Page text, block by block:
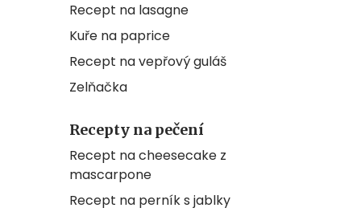
Recept na lasagne
Kuře na paprice
Recept na vepřový guláš
Zelňačka
Recepty na pečení
Recept na cheesecake z
mascarpone
Recept na perník s jablky